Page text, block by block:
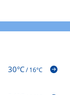
30°C/16°C